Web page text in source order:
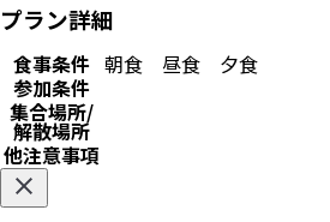
プラン詳細
食事条件 朝食 昼食 夕食
参加条件
集合場所/
解散場所
他注意事項